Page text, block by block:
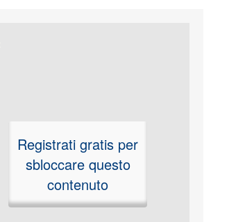
Registrati gratis per
sbloccare questo
contenuto